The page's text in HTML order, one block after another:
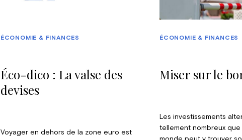
Éco-dico : La valse des
devises
ÉCONOMIE & FINANCES
Voyager en dehors de la zone euro est
Miser sur le
ÉCONOMIE & FINANCES
Les investissements
tellement nombreux